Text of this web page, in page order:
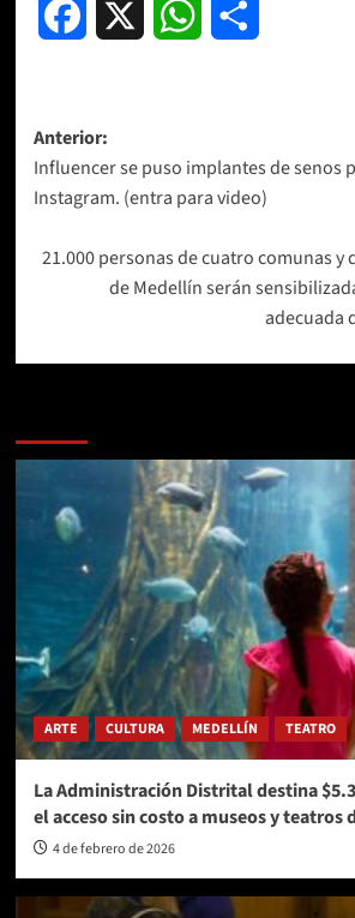
Facebook WhatsApp
Navegación
de
entradas
Anterior:
Influencer se puso implantes de senos
Instagram. (entra para video)
21.000 personas de cuatro comunas
de Medellín serán
adecuada
ARTE CULTURA MEDELLÍN TEATRO
La Administración Distrital destina
el acceso sin costo a museos y teatros
4 de febrero de 2026